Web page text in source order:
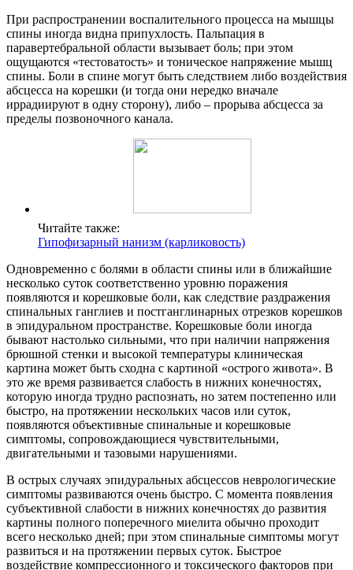
При распространении воспалительного процесса на мышцы
спины иногда видна припухлость. Пальпация в
паравертебральной области вызывает боль; при этом
ощущаются «тестоватость» и тоническое напряжение мышц
спины. Боли в спине могут быть следствием либо воздействия
абсцесса на корешки (и тогда они нередко вначале
иррадиируют в одну сторону), либо – прорыва абсцесса за
пределы позвоночного канала.
Читайте также:
Гипофизарный нанизм (карликовость)
Одновременно с болями в области спины или в ближайшие
несколько суток соответственно уровню поражения
появляются и корешковые боли, как следствие раздражения
спинальных ганглиев и постганглинарных отрезков корешков
в эпидуральном пространстве. Корешковые боли иногда
бывают настолько сильными, что при наличии напряжения
брюшной стенки и высокой температуры клиническая
картина может быть сходна с картиной «острого живота». В
это же время развивается слабость в нижних конечностях,
которую иногда трудно распознать, но затем постепенно или
быстро, на протяжении нескольких часов или суток,
появляются объективные спинальные и корешковые
симптомы, сопровождающиеся чувствительными,
двигательными и тазовыми нарушениями.
В острых случаях эпидуральных абсцессов неврологические
симптомы развиваются очень быстро. С момента появления
субъективной слабости в нижних конечностях до развития
картины полного поперечного миелита обычно проходит
всего несколько дней; при этом спинальные симптомы могут
развиться и на протяжении первых суток. Быстрое
воздействие компрессионного и токсического факторов при